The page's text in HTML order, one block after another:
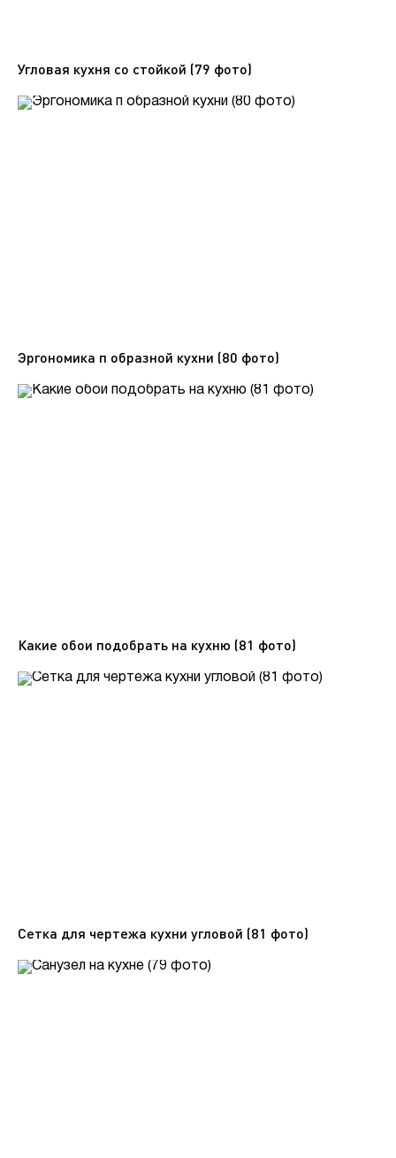
Угловая кухня со стойкой (79 фото)
Эргономика п образной кухни (80 фото)
Какие обои подобрать на кухню (81 фото)
Сетка для чертежа кухни угловой (81 фото)